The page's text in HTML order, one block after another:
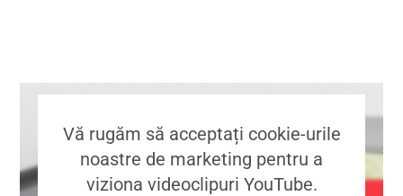
Vă rugăm să acceptați cookie-urile
noastre de marketing pentru a
viziona videoclipuri YouTube.